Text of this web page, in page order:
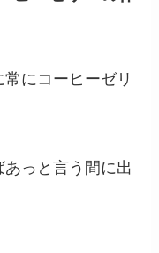
にコーヒーゼリ
っと言う間に出